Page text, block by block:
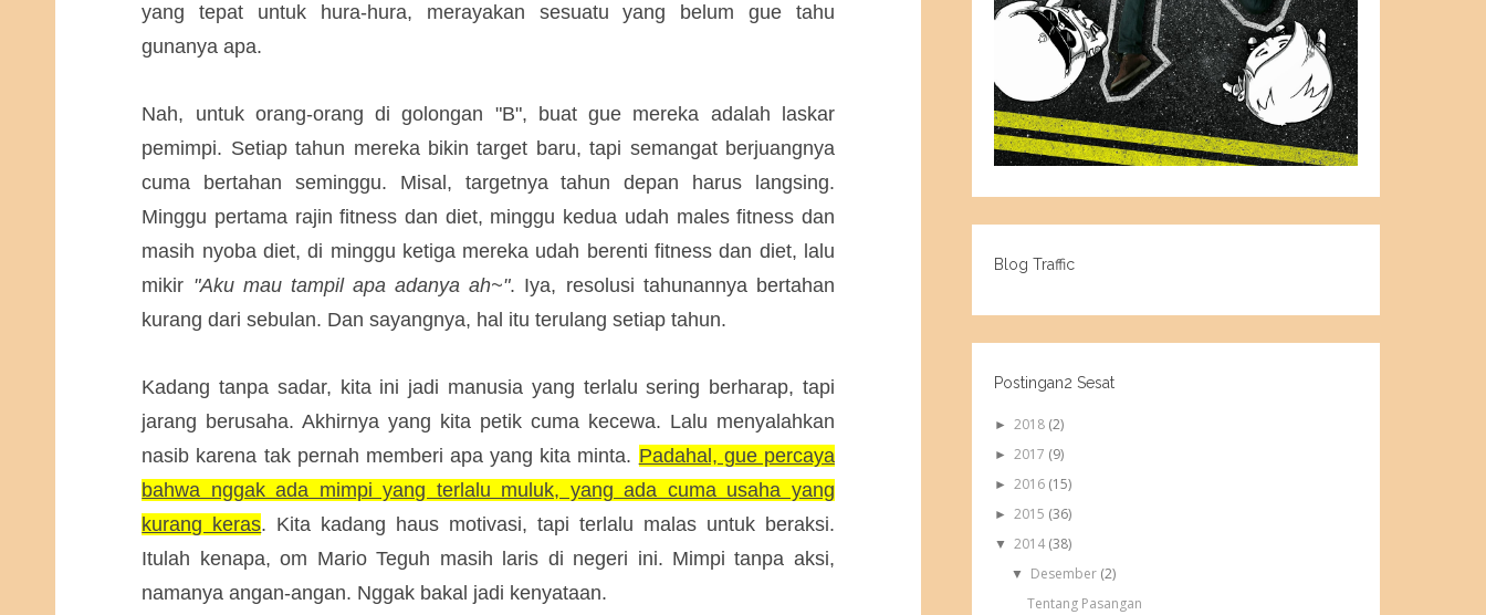
yang tepat untuk hura-hura, merayakan sesuatu yang belum gue tahu
gunanya apa.
Nah, untuk orang-orang di golongan "B", buat gue mereka adalah laskar
pemimpi. Setiap tahun mereka bikin target baru, tapi semangat berjuangnya
cuma bertahan seminggu. Misal, targetnya tahun depan harus langsing.
Minggu pertama rajin fitness dan diet, minggu kedua udah males fitness dan
masih nyoba diet, di minggu ketiga mereka udah berenti fitness dan diet, lalu
mikir "Aku mau tampil apa adanya ah~". Iya, resolusi tahunannya bertahan
kurang dari sebulan. Dan sayangnya, hal itu terulang setiap tahun.
Kadang tanpa sadar, kita ini jadi manusia yang terlalu sering berharap, tapi
jarang berusaha. Akhirnya yang kita petik cuma kecewa. Lalu menyalahkan
nasib karena tak pernah memberi apa yang kita minta. Padahal, gue percaya
bahwa nggak ada mimpi yang terlalu muluk, yang ada cuma usaha yang
kurang keras. Kita kadang haus motivasi, tapi terlalu malas untuk beraksi.
Itulah kenapa, om Mario Teguh masih laris di negeri ini. Mimpi tanpa aksi,
namanya angan-angan. Nggak bakal jadi kenyataan.
Blog Traffic
Postingan2 Sesat
►2018 (2)
►2017 (9)
►2016 (15)
►2015 (36)
▼2014 (38)
▼ Desember (2)
Tentang Pasangan